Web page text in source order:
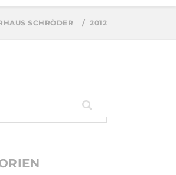
SCHRÖDER 2012